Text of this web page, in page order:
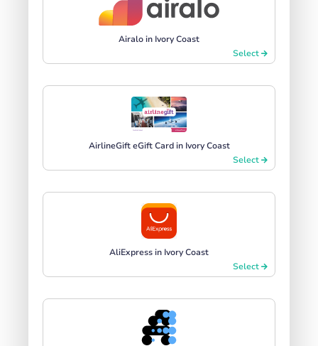
Airalo in Ivory Coast
Select
AirlineGift eGift Card in Ivory Coast
Select
AliExpress in Ivory Coast
Select